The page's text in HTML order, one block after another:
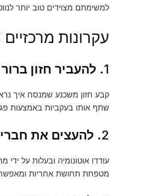
למשימתם מצוידים טוב יותר
עקרונות
1. להעביר חזון ברור
קבע חזון משכנע שמנסח איך
שתף אותו בעקביות באמצעות
2. להעצים את
עודדו אוטונומיה ובעלות על
מטפחת תחושת אחריות